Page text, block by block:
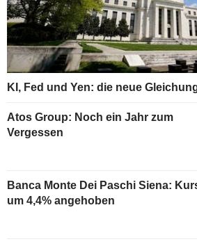
KI, Fed und Yen: die neue
Atos Group: Noch ein Jahr zum
Vergessen
Banca Monte Dei Paschi Siena:
um 4,4% angehoben